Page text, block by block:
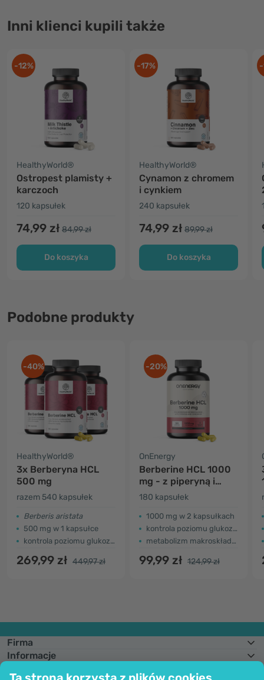
Inni klienci kupili także
-12%
HealthyWorld®
Ostropest plamisty +
karczoch
120 kapsułek
74,99 zł 84,99 zł
Do koszyka
-17%
HealthyWorld®
Cynamon z chromem
i cynkiem
240 kapsułek
74,99 zł 89,99 zł
Do koszyka
Podobne produkty
-40%
HealthyWorld®
3x Berberyna HCL
500 mg
razem 540 kapsułek
Berberis aristata
500 mg w 1 kapsułce
kontrola poziomu glukozy we krwi
269,99 zł 449,97 zł
-20%
OnEnergy
Berberine HCL 1000
mg - z piperyną i
chromem
180 kapsułek
1000 mg w 2 kapsułkach
kontrola poziomu glukozy we krwi
metabolizm makroskładników
99,99 zł 124,99 zł
Firma
Informacje